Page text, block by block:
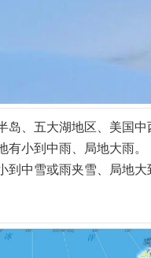
、五大湖地区、美国
小到中雨、局地大雨。
中雪或雨夹雪、局地